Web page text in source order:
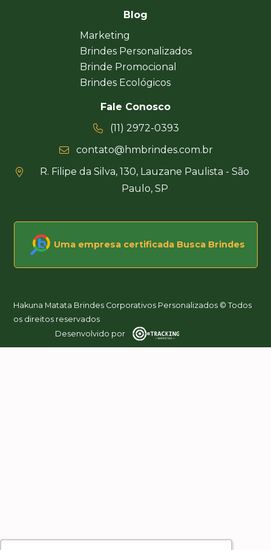
Blog
Marketing
Brindes Personalizados
Brinde Promocional
Brindes Ecológicos
Fale Conosco
(11) 2972-0393
contato@hmbrindes.com.br
R. Filipe da Silva, 130, Lauzane Paulista - São
Paulo, SP
Uma empresa certificada Busca Brindes
Hakuna Matata Brindes Corporativos Personalizados © Todos
os direitos reservados
Desenvolvido por